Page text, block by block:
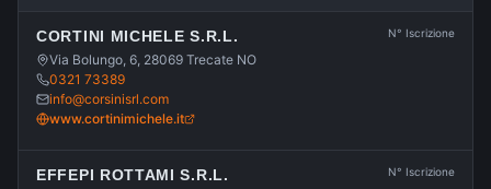
CORTINI MICHELE S.R.L.
Via Bolungo, 6, 28069 Trecate NO
0321 73389
info@corsinisrl.com
www.cortinimichele.it
N° Iscrizione
EFFEPI ROTTAMI S.R.L. N° Iscrizione